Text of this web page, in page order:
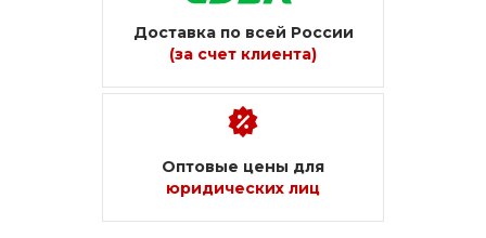
Доставка по всей России
(за счет клиента)
Оптовые цены для
юридических лиц